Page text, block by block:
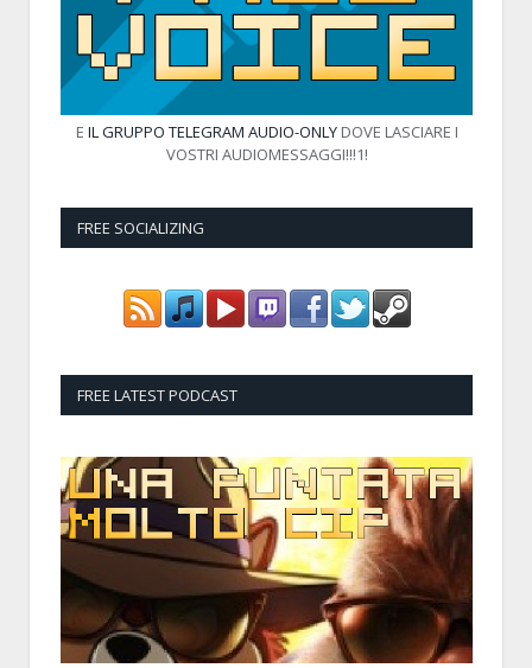
E IL GRUPPO TELEGRAM AUDIO-ONLYDOVE LASCIARE I
VOSTRI AUDIOMESSAGGI!!!1!
FREE SOCIALIZING
FREE LATEST PODCAST
Audio
Player